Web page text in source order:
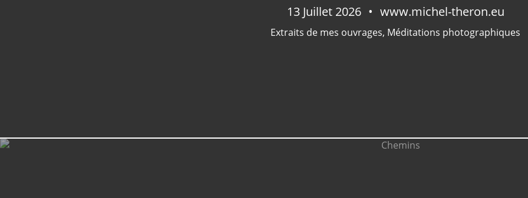
13 Juillet 2026 www.michel-theron.eu
Extraits de mes ouvrages, Méditations photographiques